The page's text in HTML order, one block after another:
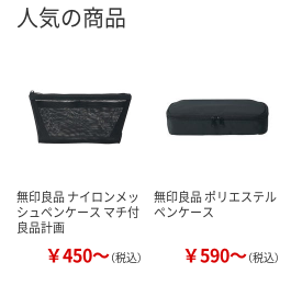
人気の商品
無印良品 ナイロンメッ
シュペンケース マチ付
良品計画
￥450～（税込）
無印良品 ポリエステル
ペンケース
￥590～（税込）